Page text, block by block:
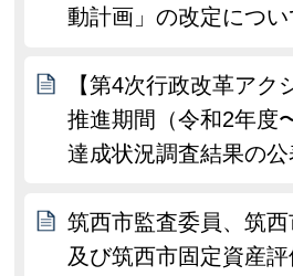
動計画」の改定につい
【第4次行政改革アク
推進期間（令和2年度
達成状況調査結果の
筑西市監査委員、筑
及び筑西市固定資産